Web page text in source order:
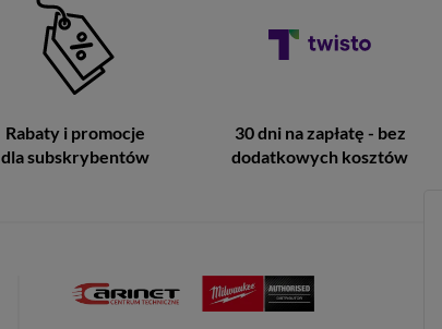
Rabaty i promocje
dla subskrybentów
30 dni na zapłatę - bez
dodatkowych kosztów